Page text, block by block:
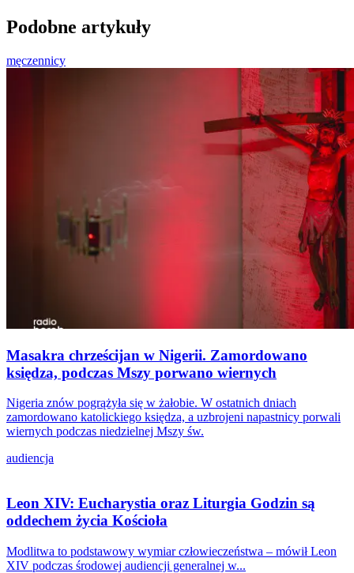
Podobne artykuły
męczennicy
Masakra chrześcijan w Nigerii. Zamordowano
księdza, podczas Mszy porwano wiernych
Nigeria znów pogrążyła się w żałobie. W ostatnich dniach
zamordowano katolickiego księdza, a uzbrojeni napastnicy porwali
wiernych podczas niedzielnej Mszy św.
audiencja
Leon XIV: Eucharystia oraz Liturgia Godzin są
oddechem życia Kościoła
Modlitwa to podstawowy wymiar człowieczeństwa – mówił Leon
XIV podczas środowej audiencji generalnej w...